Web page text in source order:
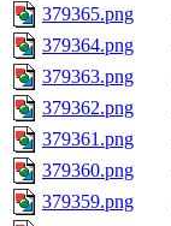
379365.png
379364.png
379363.png
379362.png
379361.png
379360.png
379359.png